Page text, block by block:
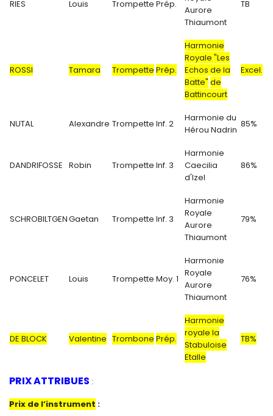
RIES Louis Trompette Prép.
Aurore
Thiaumont
TB
ROSSI Tamara Trompette Prép.
Harmonie
Royale "Les
Echos de la
Batte" de
Battincourt
Excel.
NUTAL Alexandre Trompette Inf. 2
Harmonie du
Hérou Nadrin
85%
DANDRIFOSSE Robin Trompette Inf. 3
Harmonie
Caecilia
d'Izel
86%
SCHROBILTGENGaetan Trompette Inf. 3
Harmonie
Royale
Aurore
Thiaumont
79%
PONCELET Louis Trompette Moy. 1
Harmonie
Royale
Aurore
Thiaumont
76%
DE BLOCK Valentine Trombone Prép.
Harmonie
royale la
Stabuloise
Etalle
TB%
PRIX ATTRIBUES :
Prix de l’instrument :